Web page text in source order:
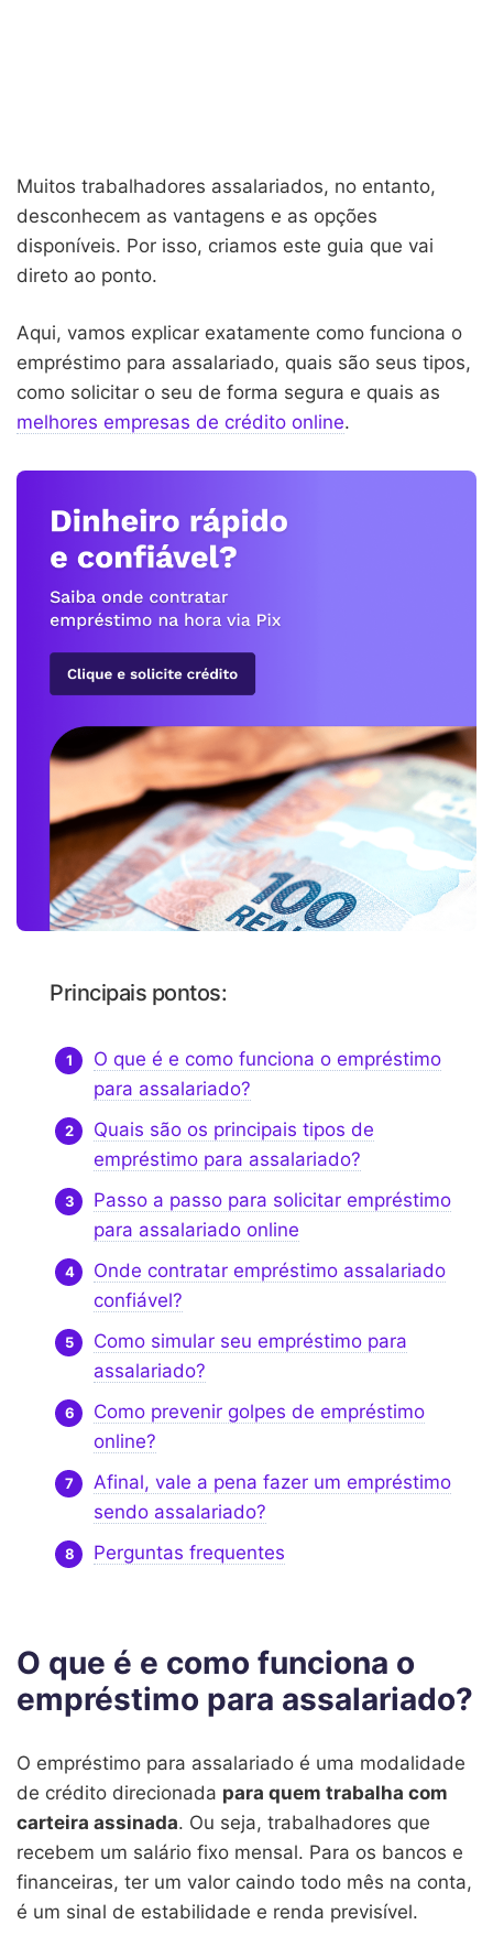
Muitos trabalhadores assalariados, no entanto,
desconhecem as vantagens e as opções
disponíveis. Por isso, criamos este guia que vai
direto ao ponto.
Aqui, vamos explicar exatamente como funciona o
empréstimo para assalariado, quais são seus tipos,
como solicitar o seu de forma segura e quais as
melhores empresas de crédito online.
Principais pontos:
O que é e como funciona o empréstimo
para assalariado?
Quais são os principais tipos de
empréstimo para assalariado?
Passo a passo para solicitar empréstimo
para assalariado online
Onde contratar empréstimo assalariado
confiável?
Como simular seu empréstimo para
assalariado?
Como prevenir golpes de empréstimo
online?
Afinal, vale a pena fazer um empréstimo
sendo assalariado?
Perguntas frequentes
O que é e como funciona o
empréstimo para assalariado?
O empréstimo para assalariado é uma modalidade
de crédito direcionada para quem trabalha com
carteira assinada. Ou seja, trabalhadores que
recebem um salário fixo mensal. Para os bancos e
financeiras, ter um valor caindo todo mês na conta,
é um sinal de estabilidade e renda previsível.